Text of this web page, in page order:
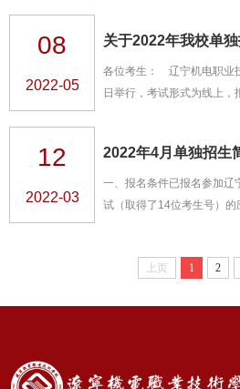
08
2022-05
关于2022年我校单
各位考生： 辽宁机电职业
日举行，考试形式为线上，
网和官方微信公众号及时对
校官方网站和“辽宁机电职
发布的有关通知
12
2022-03
2022年4月单独招生
一、报名条件已报名参加
试（取得了14位考生号）
电职业技术学院招生办官网
上页 1 2